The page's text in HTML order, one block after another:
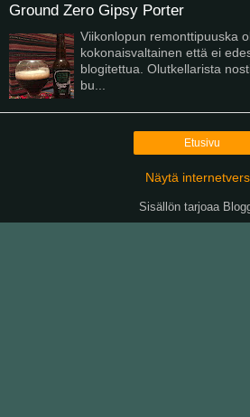
Ground Zero Gipsy Porter
Viikonlopun remonttipuuska
kokonaisvaltainen että ei
blogitettua. Olutkellarista
bu...
Etusivu
Näytä
Sisällön tarjoaa